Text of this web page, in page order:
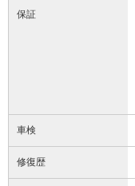
保証
車検
修復歴